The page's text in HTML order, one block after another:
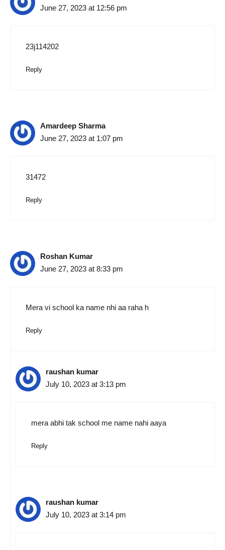
June 27, 2023 at 12:56 pm
23j114202
Reply
Amardeep Sharma
June 27, 2023 at 1:07 pm
31472
Reply
Roshan Kumar
June 27, 2023 at 8:33 pm
Mera vi school ka name nhi aa raha h
Reply
raushan kumar
July 10, 2023 at 3:13 pm
mera abhi tak school me name nahi aaya
Reply
raushan kumar
July 10, 2023 at 3:14 pm